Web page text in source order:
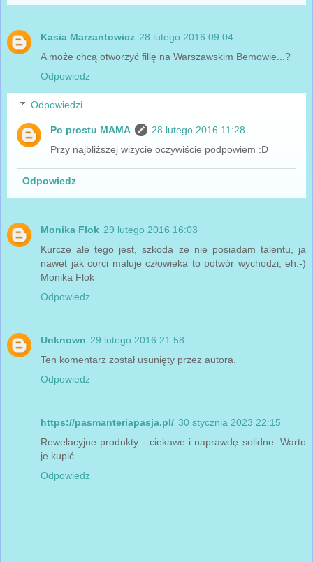
Kasia Marzantowicz 28 lutego 2016 09:04
A może chcą otworzyć filię na Warszawskim Bemowie...?
Odpowiedz
Odpowiedzi
Po prostu MAMA
28 lutego 2016 11:28
Przy najbliższej wizycie oczywiście podpowiem :D
Odpowiedz
Monika Flok 29 lutego 2016 16:03
Kurcze ale tego jest, szkoda że nie posiadam talentu, ja
nawet jak corci maluje człowieka to potwór wychodzi, eh:-)
Monika Flok
Odpowiedz
Unknown 29 lutego 2016 21:58
Ten komentarz został usunięty przez autora.
Odpowiedz
https://pasmanteriapasja.pl/ 30 stycznia 2023 22:15
Rewelacyjne produkty - ciekawe i naprawdę solidne. Warto
je kupić.
Odpowiedz